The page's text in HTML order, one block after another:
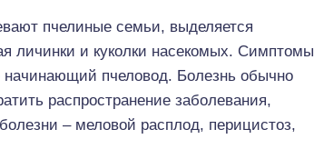
пчелиные семьи, выделяется
личинки и куколки насекомых. Симптомы
пчеловод. Болезнь обычно
распространение заболевания,
– меловой расплод, перицистоз,